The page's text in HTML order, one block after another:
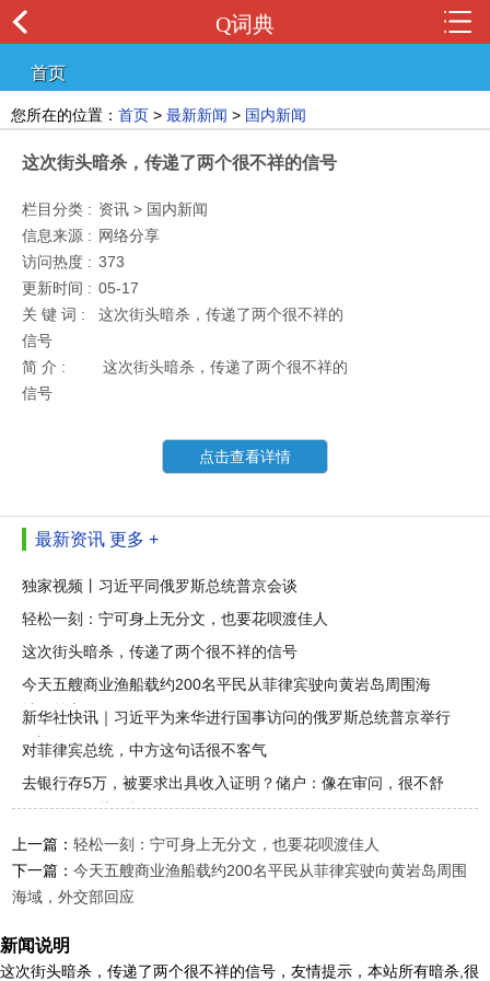
Q词典
首页
您所在的位置： 首页 > 最新新闻 > 国内新闻
这次街头暗杀，传递了两个很不祥的信号
栏目分类 : 资讯 > 国内新闻
信息来源 : 网络分享
访问热度 : 373
更新时间 : 05-17
关 键 词 :
这次街头暗杀，传递了两个很不祥的
信号
简 介 :
这次街头暗杀，传递了两个很不祥的
信号
点击查看详情
最新资讯 更多 +
独家视频丨习近平同俄罗斯总统普京会谈
轻松一刻：宁可身上无分文，也要花呗渡佳人
这次街头暗杀，传递了两个很不祥的信号
今天五艘商业渔船载约200名平民从菲律宾驶向黄岩岛周围海
域，外交
新华社快讯｜习近平为来华进行国事访问的俄罗斯总统普京举行
欢迎仪
对菲律宾总统，中方这句话很不客气
去银行存5万，被要求出具收入证明？储户：像在审问，很不舒
服，银行：执行标
上一篇：轻松一刻：宁可身上无分文，也要花呗渡佳人
下一篇：今天五艘商业渔船载约200名平民从菲律宾驶向黄岩岛周围
海域，外交部回应
新闻说明
这次街头暗杀，传递了两个很不祥的信号，友情提示，本站所有暗杀,很